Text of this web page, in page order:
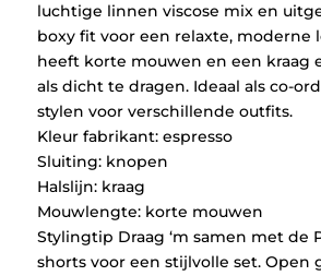
luchtige linnen viscose mix en
boxy fit voor een relaxte, moderne
heeft korte mouwen en een kraag
als dicht te dragen. Ideaal als co-
stylen voor verschillende outfits.
Kleur fabrikant: espresso
Sluiting: knopen
Halslijn: kraag
Mouwlengte: korte mouwen
Stylingtip Draag ‘m samen met de
shorts voor een stijlvolle set. Open